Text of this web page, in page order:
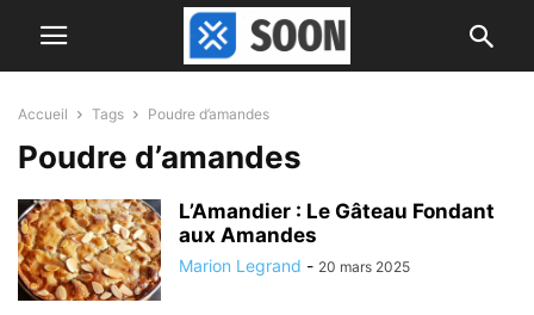
Accueil Tags Poudre d’amandes
Poudre d’amandes
L’Amandier : Le Gâteau Fondant
aux Amandes
Marion Legrand - 20 mars 2025